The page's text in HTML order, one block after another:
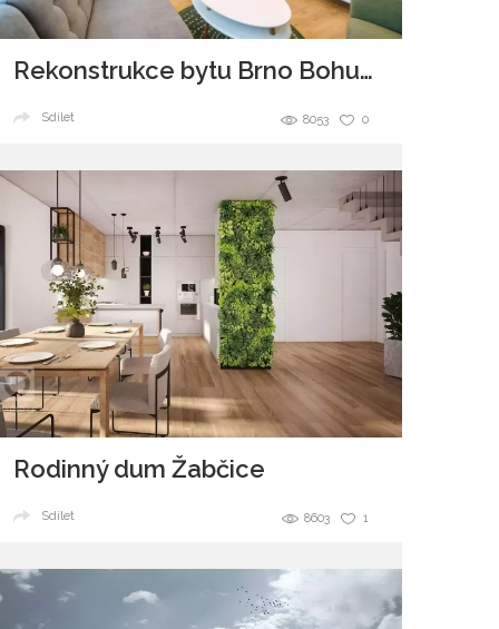
Rekonstrukce bytu Brno Bohunice
0
8053
Sdílet
Rodinný dum Žabčice
1
8603
Sdílet